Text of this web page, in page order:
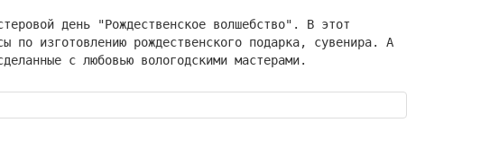
день "Рождественское волшебство". В этот
по изготовлению рождественского подарка, сувенира. А
с любовью вологодскими мастерами.